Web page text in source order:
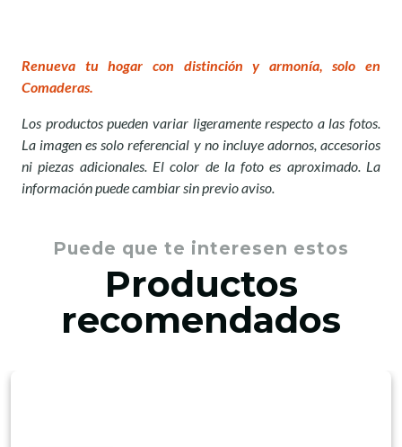
Renueva tu hogar con distinción y armonía, solo en
Comaderas.
Los productos pueden variar ligeramente respecto a las fotos.
La imagen es solo referencial y no incluye adornos, accesorios
ni piezas adicionales. El color de la foto es aproximado. La
información puede cambiar sin previo aviso.
Puede que te interesen estos
Productos
recomendados